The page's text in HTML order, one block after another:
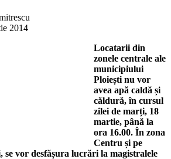
2014
Locatarii din
zonele centrale ale
municipiului
Ploiești nu vor
avea apă caldă și
căldură, în cursul
zilei de marți, 18
martie, până la
ora 16.00. În zona
Centru și pe
vor desfășura lucrări la magistralele